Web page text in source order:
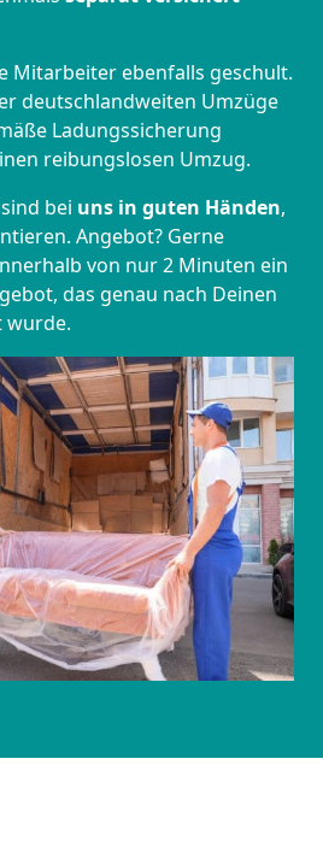
Mitarbeiter ebenfalls geschult.
deutschlandweiten Umzüge
Ladungssicherung
reibungslosen Umzug.
bei uns in guten Händen,
Angebot? Gerne
von nur 2 Minuten ein
das genau nach Deinen
wurde.